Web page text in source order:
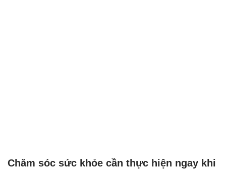
Chăm sóc sức khỏe cần thực hiện ngay khi